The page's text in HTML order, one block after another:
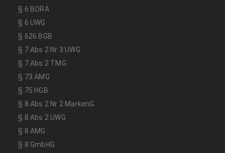
§ 6 BORA
§ 6 UWG
§ 626 BGB
§ 7 Abs 2 Nr 3 UWG
§ 7 Abs 2 TMG
§ 73 AMG
§ 75 HGB
§ 8 Abs 2 Nr 2 MarkenG
§ 8 Abs 2 UWG
§ 8 AMG
§ 8 GmbHG